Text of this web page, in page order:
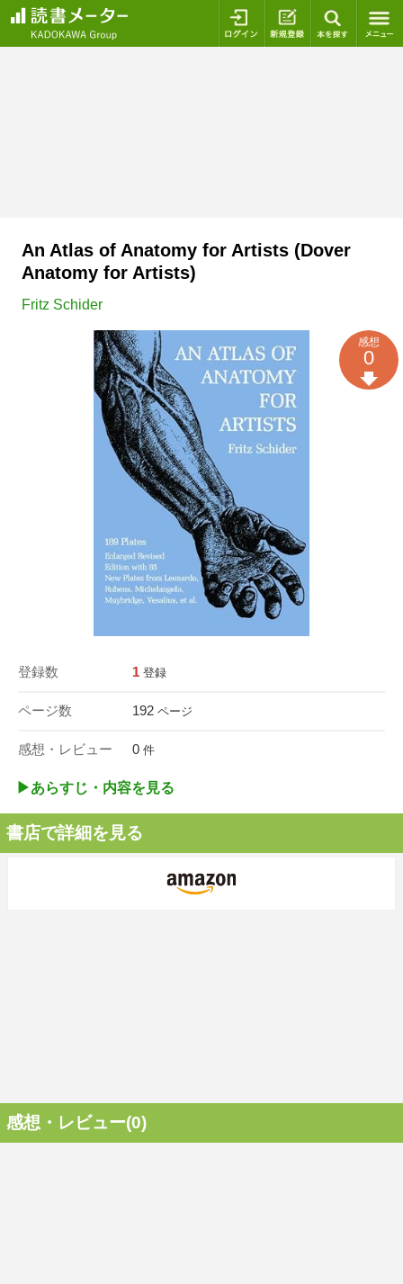
ログイン 新規登録
An Atlas of Anatomy for Artists (Dover
Anatomy for Artists)
Fritz Schider
登録数 1 登録
ページ数 192 ページ
感想・レビュー 0 件
感想
0
▶︎あらすじ・内容を見る
書店で詳細を見る
感想・レビュー(0)